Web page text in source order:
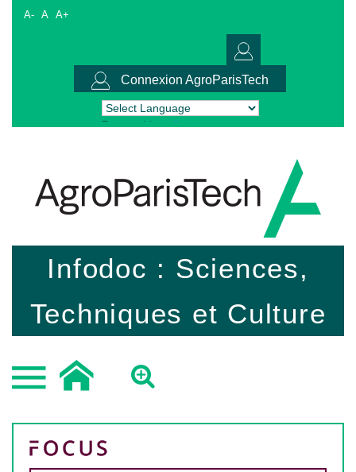
A- A A+
Connexion AgroParisTech
Powered by Translate
Infodoc : Sciences,
Techniques et Culture